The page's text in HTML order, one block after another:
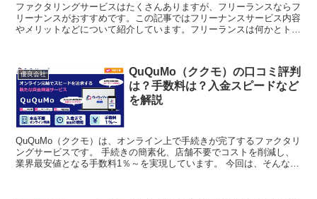
ファクタリングサービスはたくさんありますが、フリーランスならフ
リーナンスがおすすめです。この記事ではフリーナンスサービス内容
やメリットなどについて紹介しています。フリーランスは何かとトラ
優良会社
QuQuMo（ククモ）の口コミ評判
は？手数料は？入金スピードなど
を解説
QuQuMo（ククモ）は、オンライン上で手続きが完了するファクタリ
ングサービスです。 手続きの簡素化、店舗不要でコストを削減し、
業界最安値となる手数料1％～を実現しています。 今回は、そんな